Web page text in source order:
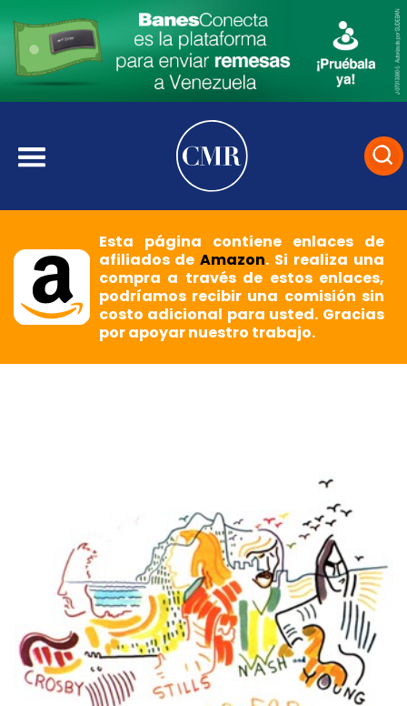
Esta página contiene enlaces de
afiliados deAmazon. Si realiza una
compra a través de estos enlaces,
podríamos recibir una comisión sin
costo adicional para usted. Gracias
por apoyar nuestro trabajo.